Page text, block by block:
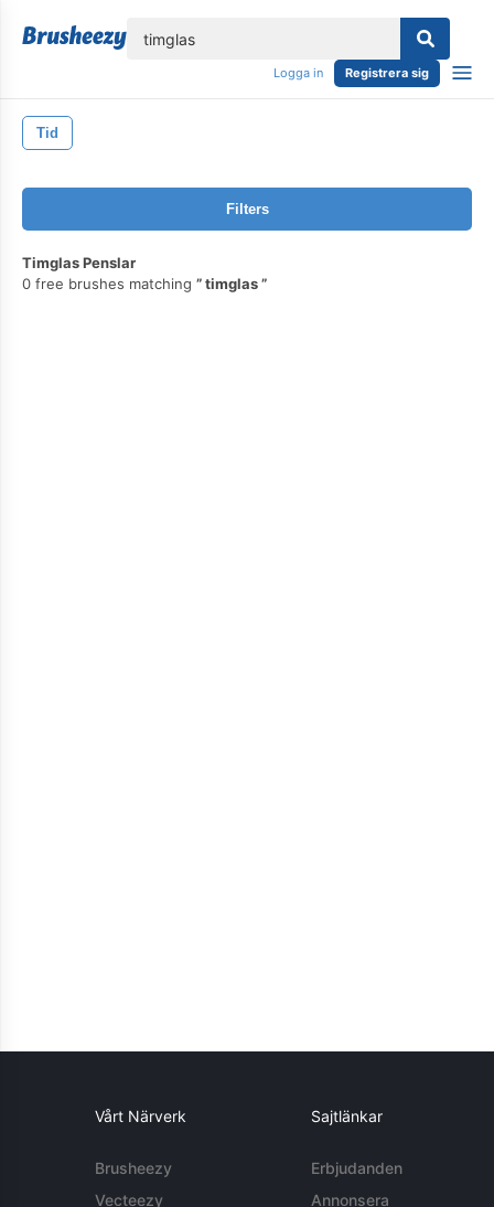
Logga in Registrera sig
Tid
Filters
Timglas Penslar
0 free brushes matching
timglas
Vårt Närverk
Brusheezy
Vecteezy
Sajtlänkar
Erbjudanden
Annonsera